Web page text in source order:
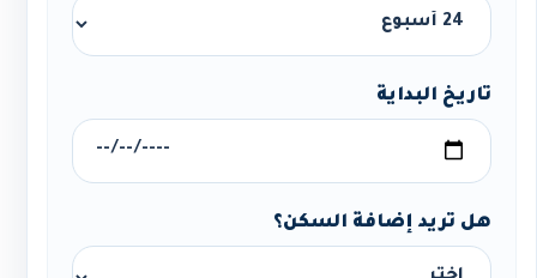
تاريخ البداية
هل تريد إضافة السكن؟